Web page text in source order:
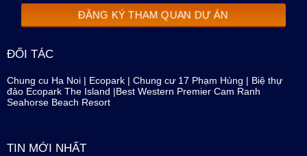
ĐĂNG KÝ THAM QUAN DỰ ÁN
ĐỐI TÁC
Chung cu Ha Noi | Ecopark | Chung cư 17 Phạm Hùng | Biệ thự
đảo Ecopark The Island |Best Western Premier Cam Ranh
Seahorse Beach Resort
TIN MỚI NHẤT